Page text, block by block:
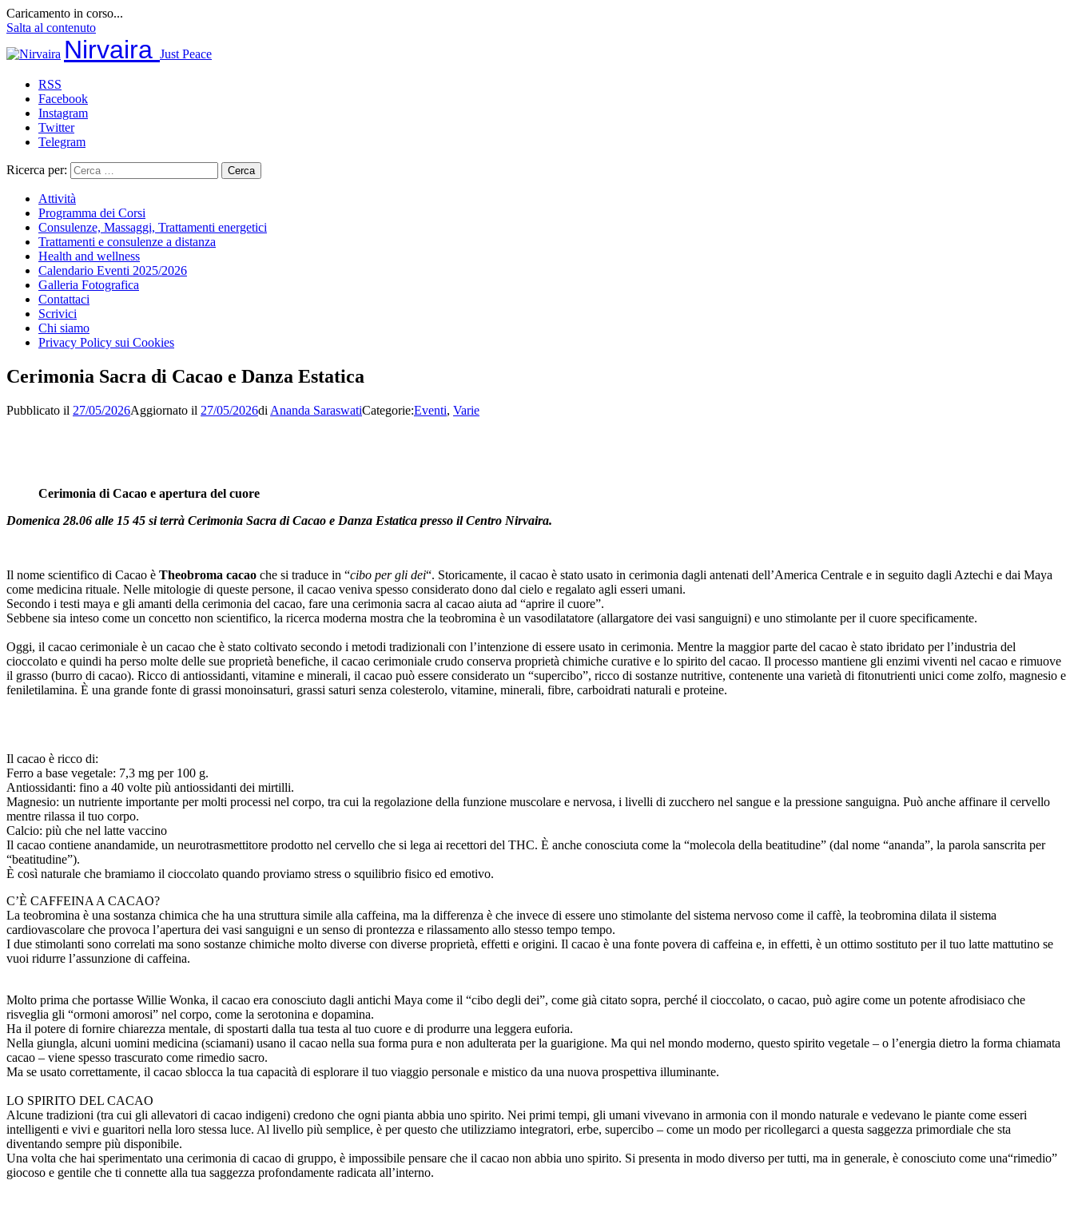
Caricamento in corso...
Salta al contenuto
Nirvaira Just Peace
RSS
Facebook
Instagram
Twitter
Telegram
Ricerca per:
Attività
Programma dei Corsi
Consulenze, Massaggi, Trattamenti energetici
Trattamenti e consulenze a distanza
Health and wellness
Calendario Eventi 2025/2026
Galleria Fotografica
Contattaci
Scrivici
Chi siamo
Privacy Policy sui Cookies
Cerimonia Sacra di Cacao e Danza Estatica
Pubblicato il 27/05/2026Aggiornato il 27/05/2026di Ananda SaraswatiCategorie:Eventi, Varie
Cerimonia di Cacao e apertura del cuore
Domenica 28.06 alle 15 45 si terrà Cerimonia Sacra di Cacao e Danza Estatica presso il Centro Nirvaira.
Il nome scientifico di Cacao è Theobroma cacao che si traduce in “cibo per gli dei“. Storicamente, il cacao è stato usato in cerimonia dagli antenati dell’America Centrale e in seguito dagli Aztechi e dai Maya
come medicina rituale. Nelle mitologie di queste persone, il cacao veniva spesso considerato dono dal cielo e regalato agli esseri umani.
Secondo i testi maya e gli amanti della cerimonia del cacao, fare una cerimonia sacra al cacao aiuta ad “aprire il cuore”.
Sebbene sia inteso come un concetto non scientifico, la ricerca moderna mostra che la teobromina è un vasodilatatore (allargatore dei vasi sanguigni) e uno stimolante per il cuore specificamente.
Oggi, il cacao cerimoniale è un cacao che è stato coltivato secondo i metodi tradizionali con l’intenzione di essere usato in cerimonia. Mentre la maggior parte del cacao è stato ibridato per l’industria del
cioccolato e quindi ha perso molte delle sue proprietà benefiche, il cacao cerimoniale crudo conserva proprietà chimiche curative e lo spirito del cacao. Il processo mantiene gli enzimi viventi nel cacao e rimuove
il grasso (burro di cacao). Ricco di antiossidanti, vitamine e minerali, il cacao può essere considerato un “supercibo”, ricco di sostanze nutritive, contenente una varietà di fitonutrienti unici come zolfo, magnesio e
feniletilamina. È una grande fonte di grassi monoinsaturi, grassi saturi senza colesterolo, vitamine, minerali, fibre, carboidrati naturali e proteine.
Il cacao è ricco di:
Ferro a base vegetale: 7,3 mg per 100 g.
Antiossidanti: fino a 40 volte più antiossidanti dei mirtilli.
Magnesio: un nutriente importante per molti processi nel corpo, tra cui la regolazione della funzione muscolare e nervosa, i livelli di zucchero nel sangue e la pressione sanguigna. Può anche affinare il cervello
mentre rilassa il tuo corpo.
Calcio: più che nel latte vaccino
Il cacao contiene anandamide, un neurotrasmettitore prodotto nel cervello che si lega ai recettori del THC. È anche conosciuta come la “molecola della beatitudine” (dal nome “ananda”, la parola sanscrita per
“beatitudine”).
È così naturale che bramiamo il cioccolato quando proviamo stress o squilibrio fisico ed emotivo.
C’È CAFFEINA A CACAO?
La teobromina è una sostanza chimica che ha una struttura simile alla caffeina, ma la differenza è che invece di essere uno stimolante del sistema nervoso come il caffè, la teobromina dilata il sistema
cardiovascolare che provoca l’apertura dei vasi sanguigni e un senso di prontezza e rilassamento allo stesso tempo tempo.
I due stimolanti sono correlati ma sono sostanze chimiche molto diverse con diverse proprietà, effetti e origini. Il cacao è una fonte povera di caffeina e, in effetti, è un ottimo sostituto per il tuo latte mattutino se
vuoi ridurre l’assunzione di caffeina.
Molto prima che portasse Willie Wonka, il cacao era conosciuto dagli antichi Maya come il “cibo degli dei”, come già citato sopra, perché il cioccolato, o cacao, può agire come un potente afrodisiaco che
risveglia gli “ormoni amorosi” nel corpo, come la serotonina e dopamina.
Ha il potere di fornire chiarezza mentale, di spostarti dalla tua testa al tuo cuore e di produrre una leggera euforia.
Nella giungla, alcuni uomini medicina (sciamani) usano il cacao nella sua forma pura e non adulterata per la guarigione. Ma qui nel mondo moderno, questo spirito vegetale – o l’energia dietro la forma chiamata
cacao – viene spesso trascurato come rimedio sacro.
Ma se usato correttamente, il cacao sblocca la tua capacità di esplorare il tuo viaggio personale e mistico da una nuova prospettiva illuminante.
LO SPIRITO DEL CACAO
Alcune tradizioni (tra cui gli allevatori di cacao indigeni) credono che ogni pianta abbia uno spirito. Nei primi tempi, gli umani vivevano in armonia con il mondo naturale e vedevano le piante come esseri
intelligenti e vivi e guaritori nella loro stessa luce. Al livello più semplice, è per questo che utilizziamo integratori, erbe, supercibo – come un modo per ricollegarci a questa saggezza primordiale che sta
diventando sempre più disponibile.
Una volta che hai sperimentato una cerimonia di cacao di gruppo, è impossibile pensare che il cacao non abbia uno spirito. Si presenta in modo diverso per tutti, ma in generale, è conosciuto come una“rimedio”
giocoso e gentile che ti connette alla tua saggezza profondamente radicata all’interno.